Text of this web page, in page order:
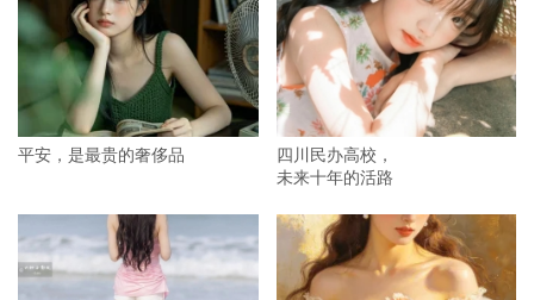
平安，是最贵的奢侈品
四川民办高校，
未来十年的活路